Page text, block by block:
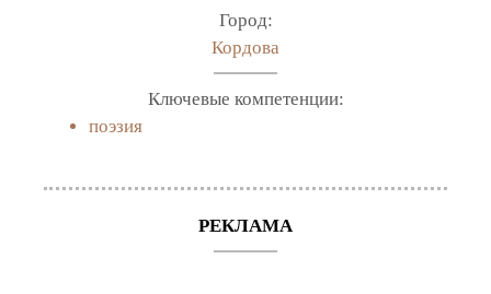
Город:
Кордова
Ключевые компетенции:
поэзия
РЕКЛАМА